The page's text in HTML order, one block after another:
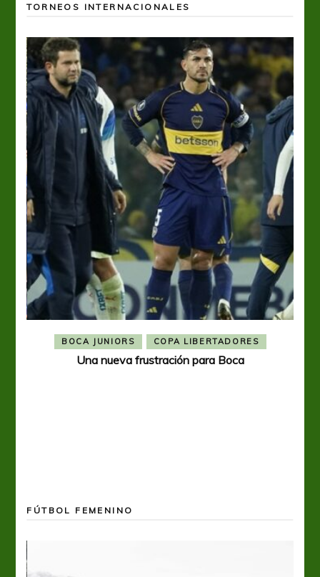
TORNEOS INTERNACIONALES
BOCA JUNIORS COPA LIBERTADORES
Una nueva frustración para Boca
FÚTBOL FEMENINO